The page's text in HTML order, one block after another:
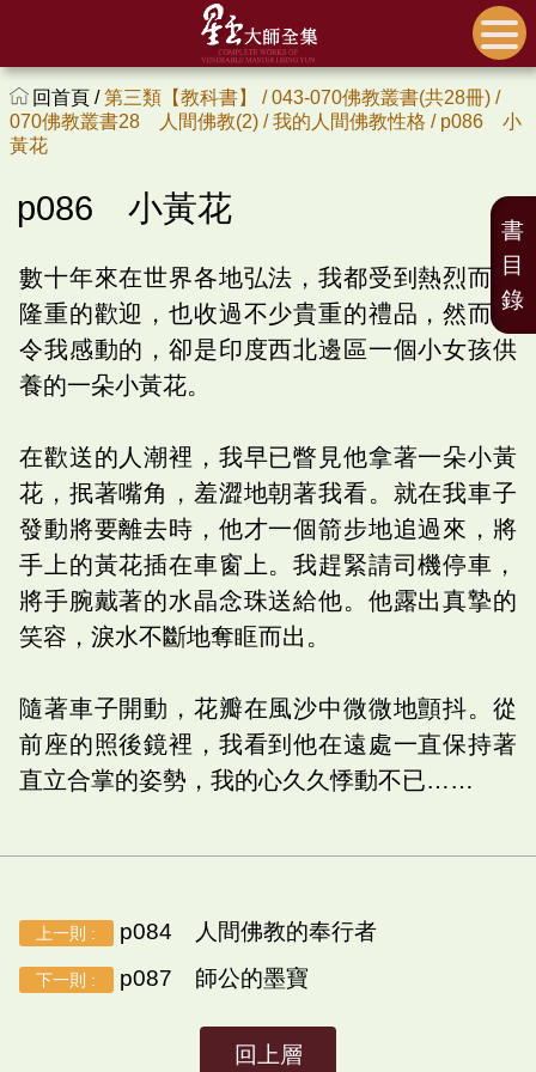
回首頁 /第三類【教科書】 /043-070佛教叢書(共28冊) /
070佛教叢書28 人間佛教(2) /我的人間佛教性格 / p086 小
黃花
p086 小黃花
數十年來在世界各地弘法，我都受到熱烈而且
隆重的歡迎，也收過不少貴重的禮品，然而最
令我感動的，卻是印度西北邊區一個小女孩供
養的一朵小黃花。
在歡送的人潮裡，我早已瞥見他拿著一朵小黃
花，抿著嘴角，羞澀地朝著我看。就在我車子
發動將要離去時，他才一個箭步地追過來，將
手上的黃花插在車窗上。我趕緊請司機停車，
將手腕戴著的水晶念珠送給他。他露出真摯的
笑容，淚水不斷地奪眶而出。
隨著車子開動，花瓣在風沙中微微地顫抖。從
前座的照後鏡裡，我看到他在遠處一直保持著
直立合掌的姿勢，我的心久久悸動不已……
上一則 : p084 人間佛教的奉行者
下一則 : p087 師公的墨寶
回上層
書
目
錄